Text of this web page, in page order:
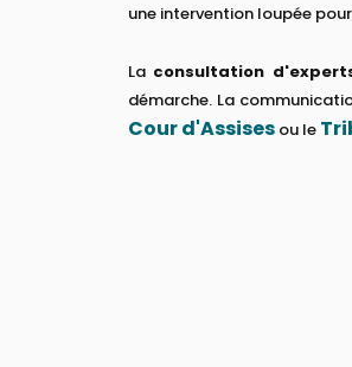
une intervention loupée
La consultation
démarche. La
Cour d'Assises ou le